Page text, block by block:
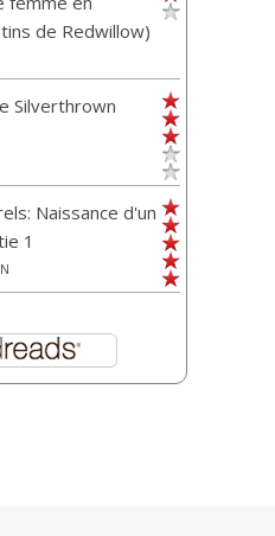
de Redwillow)
Silverthrown
Naissance d'un
1